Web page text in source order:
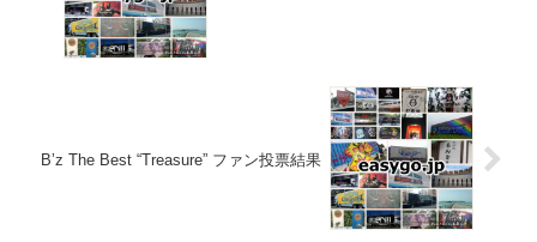
B’z The Best “Treasure” ファン投票結果